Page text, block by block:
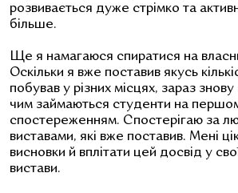
розвивається дуже стрімко та
більше.
Ще я намагаюся спиратися на
Оскільки я вже поставив якусь
побував у різних місцях, зараз
чим займаються студенти на
спостереженням. Спостерігаю за
виставами, які вже поставив. Мені
висновки й вплітати цей досвід у
вистави.